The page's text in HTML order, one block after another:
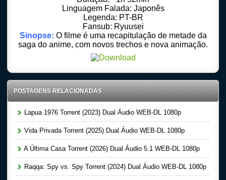
Linguagem Falada: Japonês
Legenda: PT-BR
Fansub: Ryuusei
Sinopse: O filme é uma recapitulação de metade da
saga do anime, com novos trechos e nova animação.
POSTAGENS RELACIONADAS
Lapua 1976 Torrent (2023) Dual Áudio WEB-DL 1080p
Vida Privada Torrent (2025) Dual Áudio WEB-DL 1080p
A Última Casa Torrent (2026) Dual Áudio 5.1 WEB-DL 1080p
Raqqa: Spy vs. Spy Torrent (2024) Dual Áudio WEB-DL 1080p